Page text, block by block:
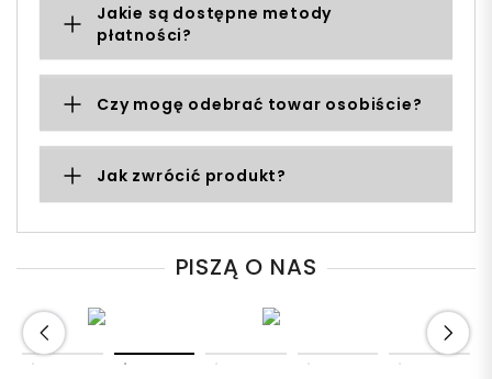
Jakie są dostępne metody
płatności?
Czy mogę odebrać towar osobiście?
Jak zwrócić produkt?
PISZĄ O NAS